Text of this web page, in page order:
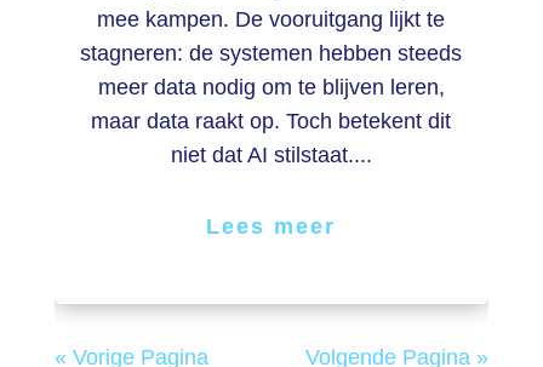
mee kampen. De vooruitgang lijkt te
stagneren: de systemen hebben steeds
meer data nodig om te blijven leren,
maar data raakt op. Toch betekent dit
niet dat AI stilstaat....
Lees meer
« Vorige Pagina Volgende Pagina »